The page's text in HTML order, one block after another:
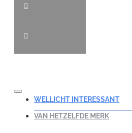
WELLICHT INTERESSANT
VAN HETZELFDE MERK